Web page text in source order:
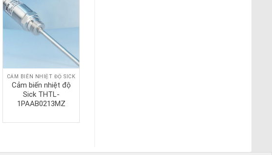
CẢM BIẾN NHIỆT ĐỘ SICK
Cảm biến nhiệt độ
Sick THTL-
1PAAB0213MZ